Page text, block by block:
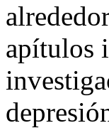
apítulos